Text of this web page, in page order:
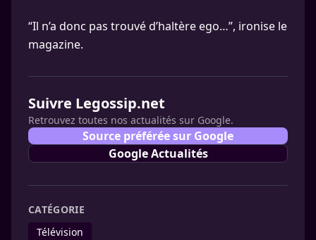
“Il n’a donc pas trouvé d’haltère ego…”, ironise le
magazine.
Suivre Legossip.net
Retrouvez toutes nos actualités sur Google.
Source préférée sur Google
Google Actualités
CATÉGORIE
Télévision